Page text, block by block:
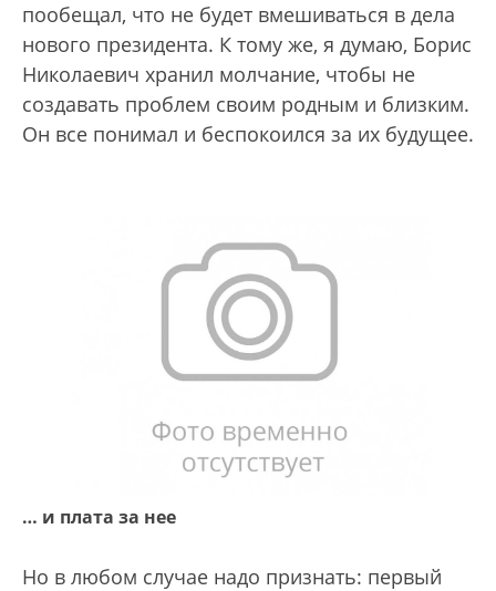
пообещал, что не будет вмешиваться в дела
нового президента. К тому же, я думаю, Борис
Николаевич хранил молчание, чтобы не
создавать проблем своим родным и близким.
Он все понимал и беспокоился за их будущее.
… и плата за нее
Но в любом случае надо признать: первый